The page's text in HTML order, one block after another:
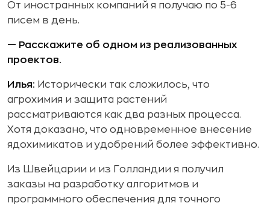
От иностранных компаний я получаю по 5-6
писем в день.
— Расскажите об одном из реализованных
проектов.
Илья: Исторически так сложилось, что
агрохимия и защита растений
рассматриваются как два разных процесса.
Хотя доказано, что одновременное внесение
ядохимикатов и удобрений более эффективно.
Из Швейцарии и из Голландии я получил
заказы на разработку алгоритмов и
программного обеспечения для точного